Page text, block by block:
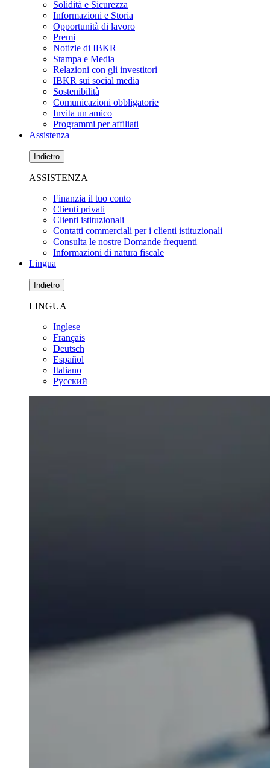
Solidità e Sicurezza
Informazioni e Storia
Opportunità di lavoro
Premi
Notizie di IBKR
Stampa e Media
Relazioni con gli investitori
IBKR sui social media
Sostenibilità
Comunicazioni obbligatorie
Invita un amico
Programmi per affiliati
Assistenza
Indietro
ASSISTENZA
Finanzia il tuo conto
Clienti privati
Clienti istituzionali
Contatti commerciali per i clienti istituzionali
Consulta le nostre Domande frequenti
Informazioni di natura fiscale
Lingua
Indietro
LINGUA
Inglese
Français
Deutsch
Español
Italiano
Pусский